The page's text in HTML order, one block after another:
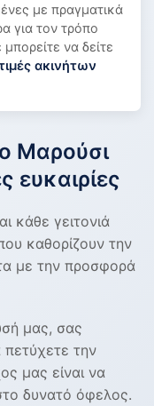
με πραγματικά
για τον τρόπο
να δείτε
ακινήτων
Μαρούσι
ευκαιρίες
κάθε γειτονιά
καθορίζουν την
με την προσφορά
μας, σας
την
μας είναι να
δυνατό όφελος.